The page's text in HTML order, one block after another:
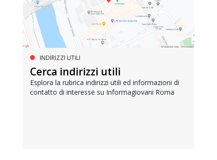
INDIRIZZI UTILI
Cerca indirizzi utili
Esplora la rubrica indirizzi utili ed informazioni di
contatto di interesse su Informagiovani Roma